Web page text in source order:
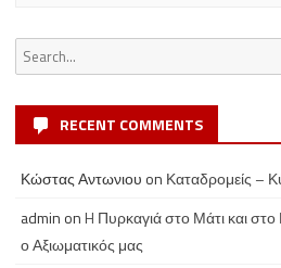
Search
for:
RECENT COMMENTS
Κώστας Αντωνιου on Καταδρομείς –
admin onH Πυρκαγιά στο Μάτι και
ο Αξιωματικός μας